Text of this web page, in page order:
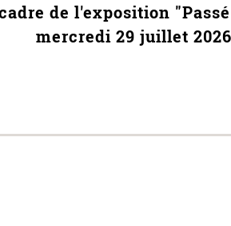
de l'exposition
mercredi 29 juillet 2026